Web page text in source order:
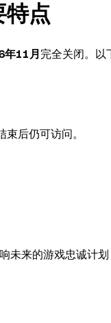
点
年11月 完全关闭。以
后仍可访问。
未来的游戏忠诚计